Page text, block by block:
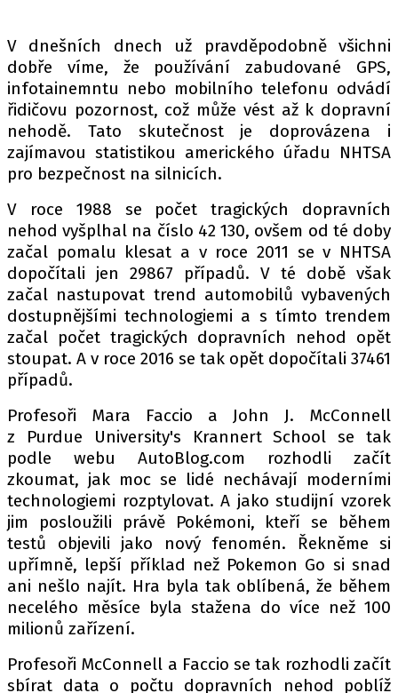
Máte příběh, fotku nebo video?
Pošlete e-mail na autoroad.cz
ETICKÝ KODEX
KONTAKT
VYDAVATEL
INZERCE
OSOBNÍ ÚDAJE / COOKIES
Provozovatelem serveru autoroad.cz je
INCORP MEDIA GROUP s.r.o., IČ: 118 23 054
V dnešních dnech už pravděpodobně všichni
dobře víme, že používání zabudované GPS,
infotainemntu nebo mobilního telefonu odvádí
řidičovu pozornost, což může vést až k dopravní
nehodě. Tato skutečnost je doprovázena i
zajímavou statistikou amerického úřadu NHTSA
pro bezpečnost na silnicích.
V roce 1988 se počet tragických dopravních
nehod vyšplhal na číslo 42 130, ovšem od té doby
začal pomalu klesat a v roce 2011 se v NHTSA
dopočítali jen 29867 případů. V té době však
začal nastupovat trend automobilů vybavených
dostupnějšími technologiemi a s tímto trendem
začal počet tragických dopravních nehod opět
stoupat. A v roce 2016 se tak opět dopočítali 37461
případů.
Profesoři Mara Faccio a John J. McConnell
z Purdue University's Krannert School se tak
podle webu AutoBlog.com rozhodli začít
zkoumat, jak moc se lidé nechávají moderními
technologiemi rozptylovat. A jako studijní vzorek
jim posloužili právě Pokémoni, kteří se během
testů objevili jako nový fenomén. Řekněme si
upřímně, lepší příklad než Pokemon Go si snad
ani nešlo najít. Hra byla tak oblíbená, že během
necelého měsíce byla stažena do více než 100
milionů zařízení.
Profesoři McConnell a Faccio se tak rozhodli začít
sbírat data o počtu dopravních nehod poblíž